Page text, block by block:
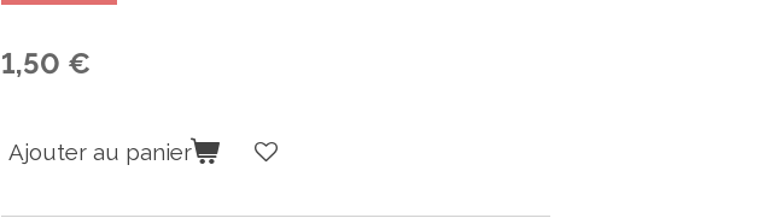
1,50 €
Ajouter au panier